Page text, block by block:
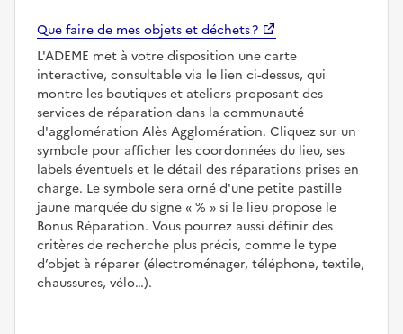
Que faire de mes objets et déchets ?
L'ADEME met à votre disposition une carte
interactive, consultable via le lien ci-dessus, qui
montre les boutiques et ateliers proposant des
services de réparation dans la communauté
d'agglomération Alès Agglomération. Cliquez sur un
symbole pour afficher les coordonnées du lieu, ses
labels éventuels et le détail des réparations prises en
charge. Le symbole sera orné d'une petite pastille
jaune marquée du signe
%
si le lieu propose le
Bonus Réparation. Vous pourrez aussi définir des
critères de recherche plus précis, comme le type
d’objet à réparer (électroménager, téléphone, textile,
chaussures, vélo…).